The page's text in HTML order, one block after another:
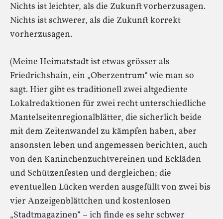
Nichts ist leichter, als die Zukunft vorherzusagen.
Nichts ist schwerer, als die Zukunft korrekt
vorherzusagen.
(Meine Heimatstadt ist etwas grösser als
Friedrichshain, ein „Oberzentrum“ wie man so
sagt. Hier gibt es traditionell zwei altgediente
Lokalredaktionen für zwei recht unterschiedliche
Mantelseitenregionalblätter, die sicherlich beide
mit dem Zeitenwandel zu kämpfen haben, aber
ansonsten leben und angemessen berichten, auch
von den Kaninchenzuchtvereinen und Eckläden
und Schützenfesten und dergleichen; die
eventuellen Lücken werden ausgefüllt von zwei bis
vier Anzeigenblättchen und kostenlosen
„Stadtmagazinen“ – ich finde es sehr schwer